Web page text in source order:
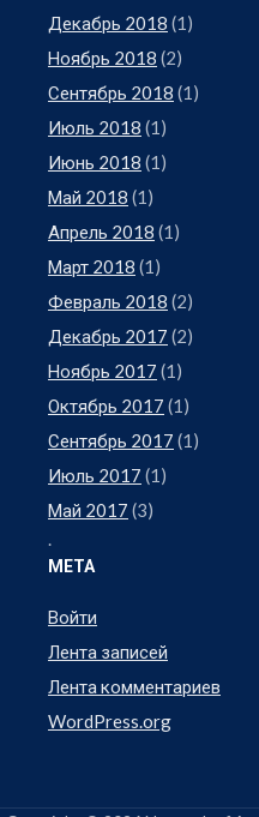
Декабрь 2018 (1)
Ноябрь 2018 (2)
Сентябрь 2018 (1)
Июль 2018 (1)
Июнь 2018 (1)
Май 2018 (1)
Апрель 2018 (1)
Март 2018 (1)
Февраль 2018 (2)
Декабрь 2017 (2)
Ноябрь 2017 (1)
Октябрь 2017 (1)
Сентябрь 2017 (1)
Июль 2017 (1)
Май 2017 (3)
.
МЕТА
Войти
Лента записей
Лента комментариев
WordPress.org